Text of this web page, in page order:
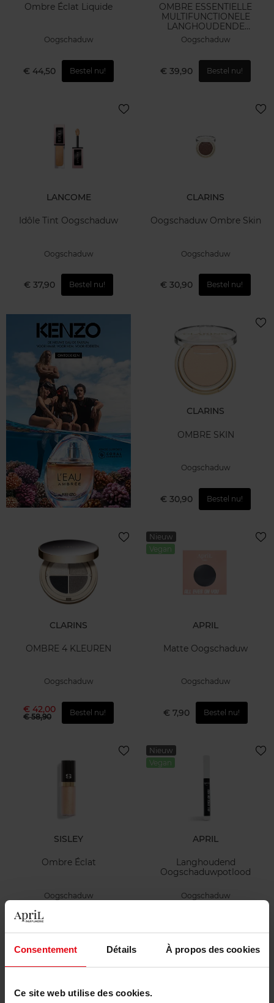
Consentement Détails À propos des cookies
Ce site web utilise des cookies.
Ombre Éclat Liquide
Oogschaduw
€ 44,50 Bestel nu!
OMBRE ESSENTIELLE
MULTIFUNCTIONELE
LANGHOUDENDE
OOGSCHADUW
Oogschaduw
€ 39,90 Bestel nu!
LANCOME
Idôle Tint Oogschaduw
Oogschaduw
€ 37,90 Bestel nu!
CLARINS
Oogschaduw Ombre Skin
Oogschaduw
€ 30,90 Bestel nu!
CLARINS
OMBRE SKIN
Oogschaduw
€ 30,90 Bestel nu!
CLARINS
OMBRE 4 KLEUREN
Oogschaduw
€ 42,00
€ 58,90 Bestel nu!
Nieuw
Vegan
APRIL
Matte Oogschaduw
Oogschaduw
€ 7,90 Bestel nu!
SISLEY
Ombre Éclat
Oogschaduw
€ 44,50
Nieuw
Vegan
APRIL
Langhoudend
Oogschaduwpotlood
Oogschaduw
Nieuw